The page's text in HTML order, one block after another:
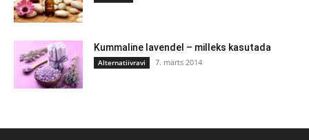
Kummaline lavendel – milleks kasutada
Alternatiivravi 7. märts 2014